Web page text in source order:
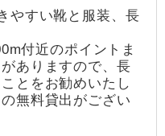
やすい靴と服装、長
付近のポイントま
ありますので、長
とをお勧めいたし
無料貸出がござい